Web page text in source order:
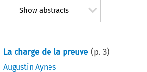
Show abstracts
La charge de la preuve (p.3)
Augustin Aynes